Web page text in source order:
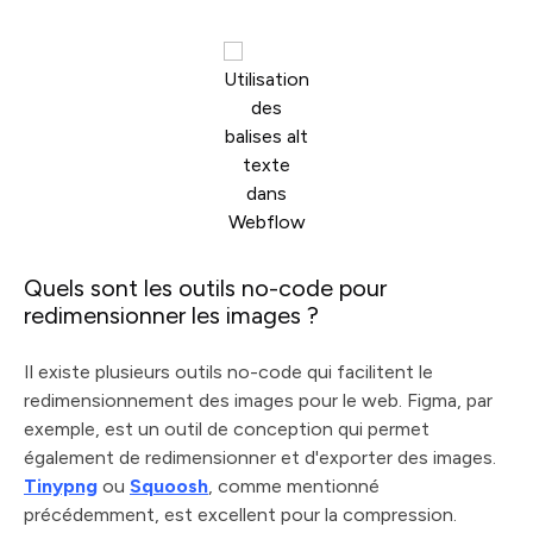
Utilisation
des
balises alt
texte
dans
Webflow
Quels sont les outils no-code pour
redimensionner les images ?
Il existe plusieurs outils no-code qui facilitent le
redimensionnement des images pour le web. Figma, par
exemple, est un outil de conception qui permet
également de redimensionner et d'exporter des images.
Tinypng ou Squoosh, comme mentionné
précédemment, est excellent pour la compression.